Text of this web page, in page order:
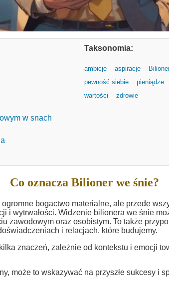
w snach
Taksonomia:
ambicje aspiracje
pewność siebie
pieniądze
wartości
zdrowie
Co oznacza Bilioner we śnie?
bogactwo materialne, ale przede
i wytrwałości. Widzenie bilionera we śnie
zawodowym oraz osobistym. To także
i relacjach, które budujemy.
znaczeń, zależnie od kontekstu i emocji
może to wskazywać na przyszłe sukcesy i